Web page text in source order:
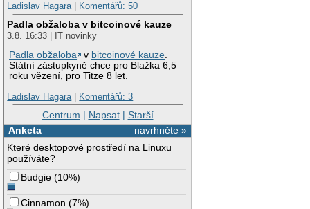
Ladislav Hagara| Komentářů: 50
Padla obžaloba v bitcoinové kauze
3.8. 16:33 | IT novinky
Padla obžaloba
v bitcoinové kauze.
Státní zástupkyně chce pro Blažka 6,5
roku vězení, pro Titze 8 let.
Ladislav Hagara| Komentářů: 3
Centrum | Napsat| Starší
navrhněte »
Anketa
Které desktopové prostředí na Linuxu
používáte?
Budgie (10%)
Cinnamon (7%)